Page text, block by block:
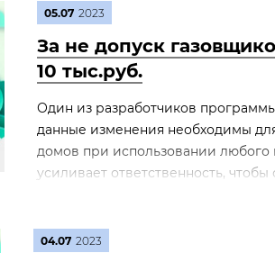
05.07 2023
За не допуск
10 тыс.руб.
Один из разработчиков
данные изменения необходимы
домов при использовании любого
усиливает ответственность,
04.07 2023